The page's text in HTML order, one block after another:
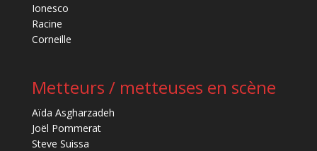
Ionesco
Racine
Corneille
Metteurs / metteuses en scène
Aïda Asgharzadeh
Joël Pommerat
Steve Suissa